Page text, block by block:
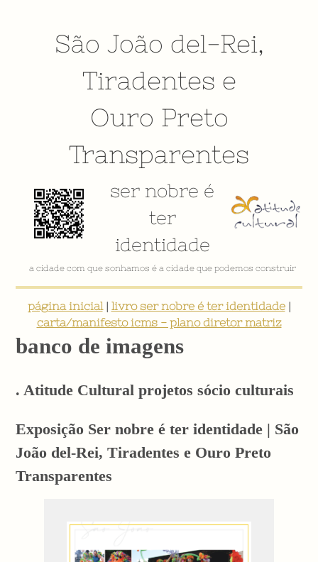
São João del-Rei,
Tiradentes e
Ouro Preto
Transparentes
ser nobre é
ter
identidade
a cidade com que sonhamos é a cidade que podemos construir
página inicial| livro ser nobre é ter identidade|
carta/manifesto icms - plano diretor matriz
banco de imagens
. Atitude Cultural projetos sócio culturais
Exposição Ser nobre é ter identidade | São
João del-Rei, Tiradentes e Ouro Preto
Transparentes